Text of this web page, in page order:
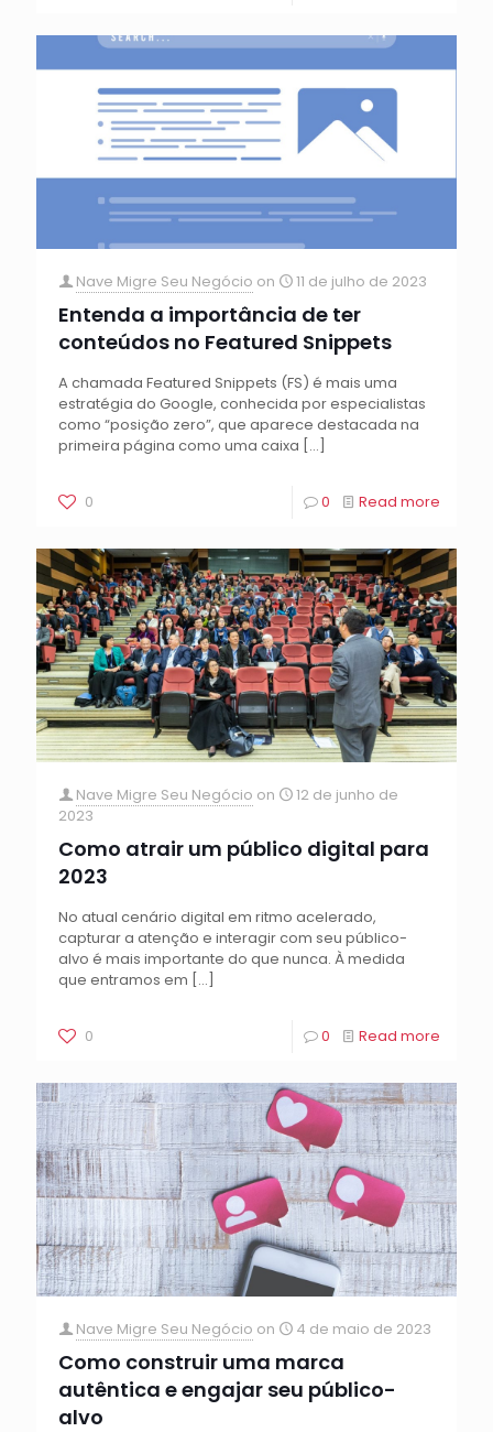
Nave Migre Seu Negócio on 11 de julho de 2023
Entenda a importância de ter
conteúdos no Featured Snippets
A chamada Featured Snippets (FS) é mais uma
estratégia do Google, conhecida por especialistas
como “posição zero”, que aparece destacada na
primeira página como uma caixa […]
0 0 Read more
Nave Migre Seu Negócio on
12 de junho de
2023
Como atrair um público digital para
2023
No atual cenário digital em ritmo acelerado,
capturar a atenção e interagir com seu público-
alvo é mais importante do que nunca. À medida
que entramos em […]
0 0 Read more
Nave Migre Seu Negócio on 4 de maio de 2023
Como construir uma marca
autêntica e engajar seu público-
alvo